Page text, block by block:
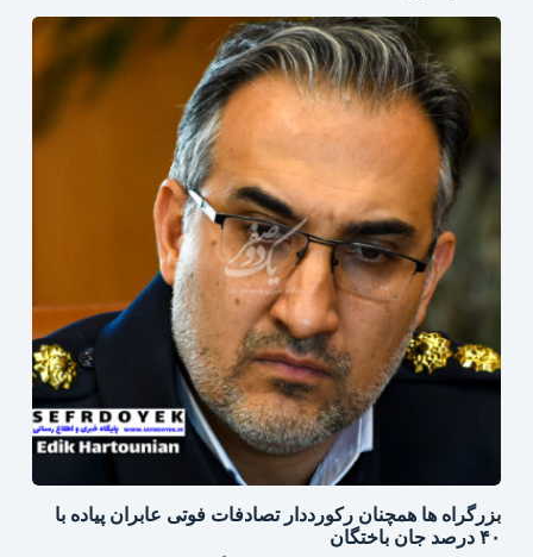
بزرگراه‌ ها همچنان رکورددار تصادفات فوتی عابران پیاده با
۴۰ درصد جان‌ باختگان